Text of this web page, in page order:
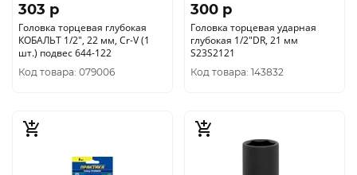
303 p
Головка торцевая глубокая
КОБАЛЬТ 1/2", 22 мм, Cr-V (1
шт.) подвес 644-122
Код товара: 079006
300 p
Головка торцевая ударная
глубокая 1/2"DR, 21 мм
S23S2121
Код товара: 143832